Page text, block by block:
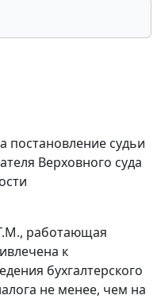
постановление судьи
Верховного суда
работающая
к
бухгалтерского
не менее, чем на